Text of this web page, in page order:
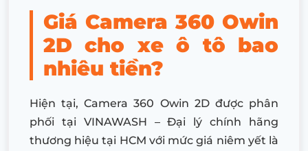
Giá Camera 360 Owin
2D cho xe ô tô bao
nhiêu tiền?
Hiện tại,Camera 360 Owin 2Dđược phân
phối tại VINAWASH – Đại lý chính hãng
thương hiệu tại HCM với mức giá niêm yết là